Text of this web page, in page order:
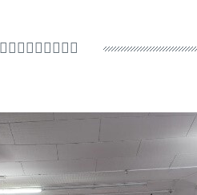
𪹚龍文化，海外發光